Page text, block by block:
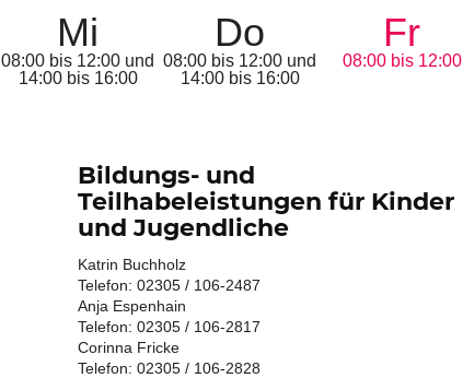
Mi
08:00 bis 12:00 und
14:00 bis 16:00
Do
08:00 bis 12:00 und
14:00 bis 16:00
Fr
08:00 bis 12:00
Bildungs- und
Teilhabeleistungen für Kinder
und Jugendliche
Katrin Buchholz
Telefon: 02305 / 106-2487
Anja Espenhain
Telefon: 02305 / 106-2817
Corinna Fricke
Telefon: 02305 / 106-2828